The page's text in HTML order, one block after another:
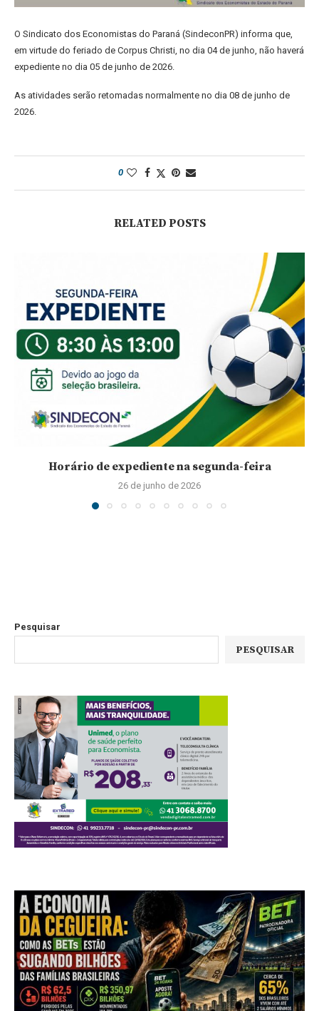
O Sindicato dos Economistas do Paraná (SindeconPR) informa que,
em virtude do feriado de Corpus Christi, no dia 04 de junho, não haverá
expediente no dia 05 de junho de 2026.
As atividades serão retomadas normalmente no dia 08 de junho de
2026.
0
RELATED POSTS
Horário de expediente na segunda-feira
26 de junho de 2026
Pesquisar
PESQUISAR